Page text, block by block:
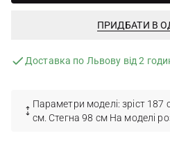
ПРИДБАТИ В
Доставка по Львову від 2
Параметри моделі: зріст 187
см. Стегна 98 см На моделі